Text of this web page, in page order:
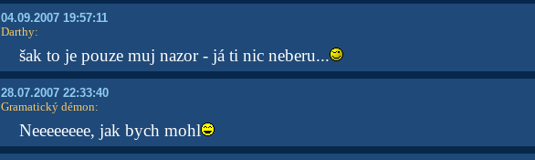
04.09.2007 19:57:11
Darthy:
šak to je pouze muj nazor - já ti nic neberu...
28.07.2007 22:33:40
Gramatický démon:
Neeeeeeee, jak bych mohl